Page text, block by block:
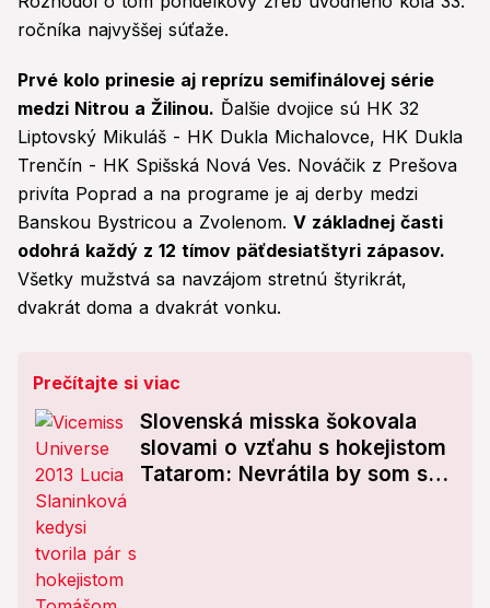
ročníka najvyššej súťaže.
Prvé kolo prinesie aj reprízu semifinálovej série
medzi Nitrou a Žilinou. Ďalšie dvojice sú HK 32
Liptovský Mikuláš - HK Dukla Michalovce, HK Dukla
Trenčín - HK Spišská Nová Ves. Nováčik z Prešova
privíta Poprad a na programe je aj derby medzi
Banskou Bystricou a Zvolenom. V základnej časti
odohrá každý z 12 tímov päťdesiatštyri zápasov.
Všetky mužstvá sa navzájom stretnú štyrikrát,
dvakrát doma a dvakrát vonku.
Prečítajte si viac
Slovenská misska šokovala
slovami o vzťahu s hokejistom
Tatarom: Nevrátila by som sa,